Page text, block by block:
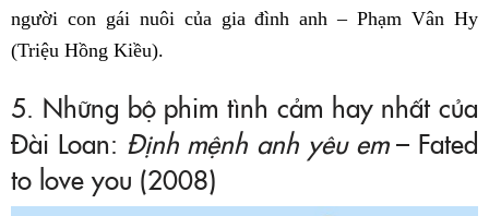
người con gái nuôi của gia đình anh – Phạm Vân Hy
(Triệu Hồng Kiều).
5. Những bộ phim tình cảm hay nhất của
Đài Loan: Định mệnh anh yêu em– Fated
to love you (2008)